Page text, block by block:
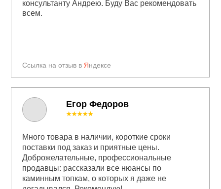
Ссылка на отзыв в Яндексе
консультанту Андрею. Буду Вас рекомендовать
всем.
Егор Федоров
★★★★★
Много товара в наличии, короткие сроки
поставки под заказ и приятные цены.
Доброжелательные, профессиональные
продавцы: рассказали все нюансы по
каминным топкам, о которых я даже не